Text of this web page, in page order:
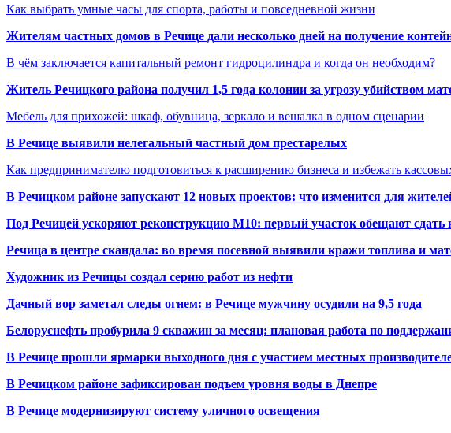
Как выбрать умные часы для спорта, работы и повседневной жизни
Жителям частных домов в Речице дали несколько дней на получение
В чём заключается капитальный ремонт гидроцилиндра и когда он необходим?
Житель Речицкого района получил 1,5 года колонии за угрозу убийством
Мебель для прихожей: шкаф, обувница, зеркало и вешалка в одном сценарии
В Речице выявили нелегальный частный дом престарелых
Как предпринимателю подготовиться к расширению бизнеса и избежать
В Речицком районе запускают 12 новых проектов: что изменится для
Под Речицей ускоряют реконструкцию М10: первый участок обещают сдать к
Речица в центре скандала: во время посевной выявили кражи топлива и
Художник из Речицы создал серию работ из нефти
Дачный вор заметал следы огнем: в Речице мужчину осудили на 9,5 года
Белоруснефть пробурила 9 скважин за месяц: плановая работа по
В Речице прошли ярмарки выходного дня с участием местных
В Речицком районе зафиксирован подъем уровня воды в Днепре
В Речице модернизируют систему уличного освещения